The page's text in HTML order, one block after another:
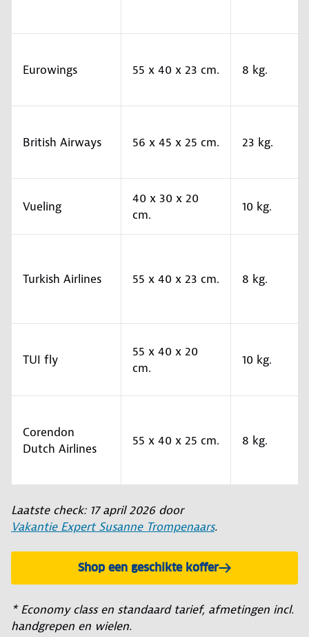
Eurowings 55 x 40 x 23 cm. 8 kg.
British Airways 56 x 45 x 25 cm. 23 kg.
Vueling
40 x 30 x 20
cm.
10 kg.
Turkish Airlines 55 x 40 x 23 cm. 8 kg.
TUI fly
55 x 40 x 20
cm.
10 kg.
Corendon
Dutch Airlines
55 x 40 x 25 cm. 8 kg.
Laatste check: 17 april 2026 door
Vakantie Expert Susanne Trompenaars.
Shop een geschikte koffer
* Economy class en standaard tarief, afmetingen incl.
handgrepen en wielen.